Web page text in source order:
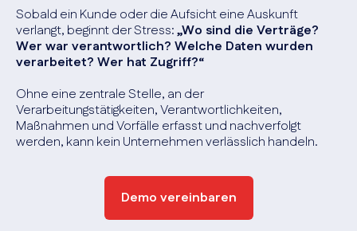
Sobald ein Kunde oder die Aufsicht eine Auskunft
verlangt, beginnt der Stress:„Wo sind die Verträge?
Wer war verantwortlich? Welche Daten wurden
verarbeitet? Wer hat Zugriff?“
Ohne eine zentrale Stelle, an der
Verarbeitungstätigkeiten, Verantwortlichkeiten,
Maßnahmen und Vorfälle erfasst und nachverfolgt
werden, kann kein Unternehmen verlässlich handeln.
Demo vereinbaren